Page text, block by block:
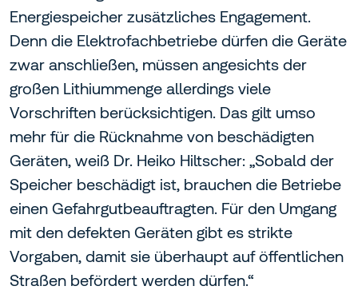
Energiespeicher zusätzliches Engagement.
Denn die Elektrofachbetriebe dürfen die Geräte
zwar anschließen, müssen angesichts der
großen Lithiummenge allerdings viele
Vorschriften berücksichtigen. Das gilt umso
mehr für die Rücknahme von beschädigten
Geräten, weiß Dr. Heiko Hiltscher: „Sobald der
Speicher beschädigt ist, brauchen die Betriebe
einen Gefahrgutbeauftragten. Für den Umgang
mit den defekten Geräten gibt es strikte
Vorgaben, damit sie überhaupt auf öffentlichen
Straßen befördert werden dürfen.“